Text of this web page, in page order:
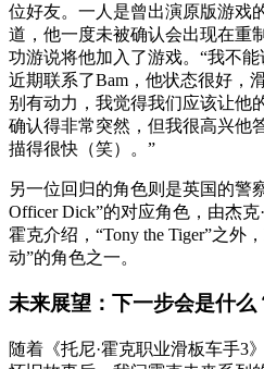
位好友。一人是曾出演原版游戏
道，他一度未被确认会出现在重
功游说将他加入了游戏。“我不
近期联系了Bam，他状态很好，
别有动力，我觉得我们应该让他
确认得非常突然，但我很高兴他
描得很快（笑）。”
另一位回归的角色则是英国的警
Officer Dick”的对应角色，由杰
霍克介绍，“Tony the Tiger”之外
动”的角色之一。
未来展望：下一步会是什么
随着《托尼·霍克职业滑板车手3